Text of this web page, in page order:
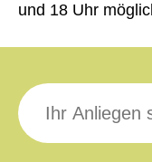
und 18 Uhr
Suche
nach: